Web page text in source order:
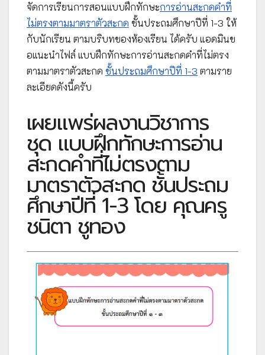
จัดการเรียนการสอนแบบฝึกทักษะการอ่านสะกดคำที่
ไม่ตรงตามมาตราตัวสะกด ชั้นประถมศึกษาปีที่ 1-3 ให้
กับนักเรียน ตามบริบทของห้องเรียน ได้ครับ แอดมินข
อแนะนำไฟล์ แบบฝึกทักษะการอ่านสะกดคำที่ไม่ตรง
ตามมาตราตัวสะกด ชั้นประถมศึกษาปีที่ 1-3 ตามราย
ละเอียดดังนี้ครับ
เผยแพร่ผลงานวิชาการ
ชุด แบบฝึกทักษะการอ่าน
สะกดคำที่ไม่ตรงตาม
มาตราตัวสะกด ชั้นประถม
ศึกษาปีที่ 1-3 โดย คุณครู
ชนิตา ชูทอง